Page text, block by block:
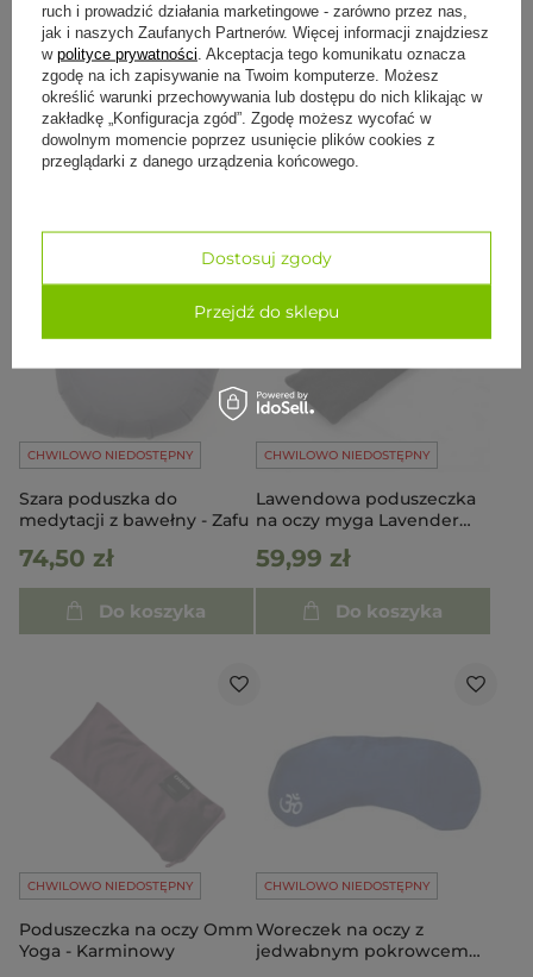
Poduszka do medytacji
vintage antracytowa -
Kwiat życia
165,75 zł195,00 zł
Najniższa cena z 30 dni przed
obniżką:195,00 zł -15%
Poduszka na oczy
Manduka Deep Sage
95,20 zł119,00 zł
Najniższa cena z 30 dni przed
obniżką:119,00 zł -20%
CHWILOWO NIEDOSTĘPNY
Szara poduszka do
medytacji z bawełny - Zafu
74,50 zł
Do koszyka
CHWILOWO NIEDOSTĘPNY
Lawendowa poduszeczka
na oczy myga Lavender
59,99 zł
Do koszyka
CHWILOWO NIEDOSTĘPNY
Poduszeczka na oczy Omm
Yoga - Karminowy
CHWILOWO NIEDOSTĘPNY
Woreczek na oczy z
jedwabnym pokrowcem
ruch i prowadzić działania marketingowe - zarówno przez nas,
jak i naszych Zaufanych Partnerów. Więcej informacji znajdziesz
w polityce prywatności . Akceptacja tego komunikatu oznacza
zgodę na ich zapisywanie na Twoim komputerze. Możesz
określić warunki przechowywania lub dostępu do nich klikając w
zakładkę „Konfiguracja zgód”. Zgodę możesz wycofać w
dowolnym momencie poprzez usunięcie plików cookies z
przeglądarki z danego urządzenia końcowego.
Dostosuj zgody
Przejdź do sklepu